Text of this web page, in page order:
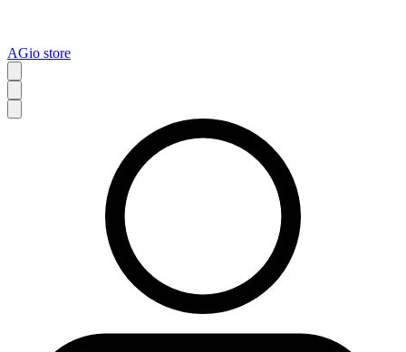
AGio store